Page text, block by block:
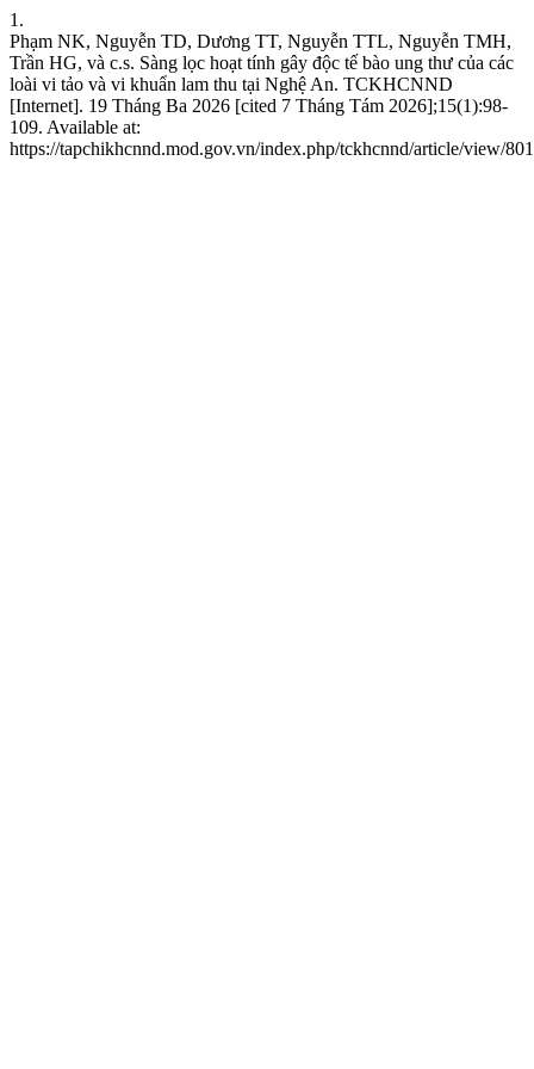
1.
Phạm NK, Nguyễn TD, Dương TT, Nguyễn TTL, Nguyễn TMH,
Trần HG, và c.s. Sàng lọc hoạt tính gây độc tế bào ung thư của các
loài vi tảo và vi khuẩn lam thu tại Nghệ An. TCKHCNND
[Internet]. 19 Tháng Ba 2026 [cited 7 Tháng Tám 2026];15(1):98-
109. Available at:
https://tapchikhcnnd.mod.gov.vn/index.php/tckhcnnd/article/view/801